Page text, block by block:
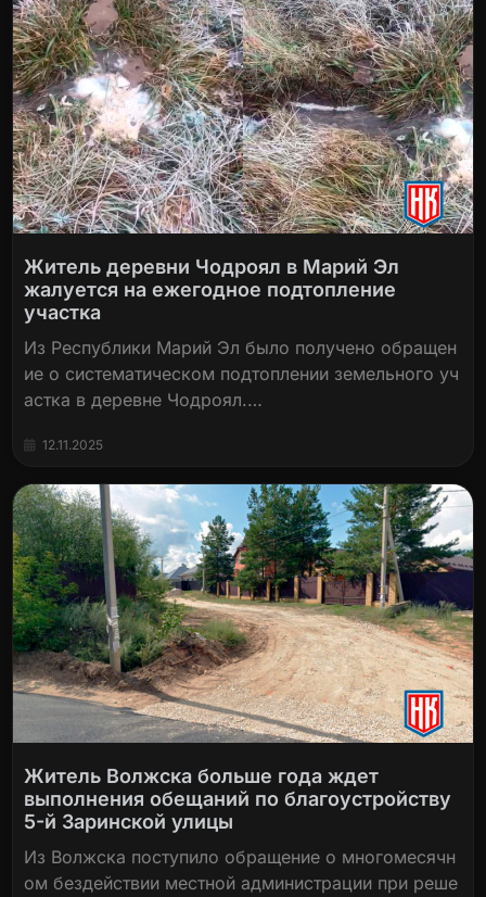
Житель деревни Чодроял в Марий Эл
жалуется на ежегодное подтопление
участка
Из Республики Марий Эл было получено обращен
ие о систематическом подтоплении земельного уч
астка в деревне Чодроял.…
12.11.2025
Житель Волжска больше года ждет
выполнения обещаний по благоустройству
5-й Заринской улицы
Из Волжска поступило обращение о многомесячн
ом бездействии местной администрации при реше